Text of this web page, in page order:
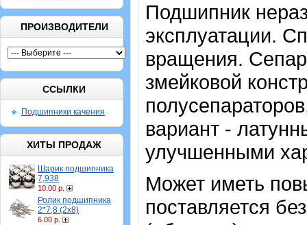
ПРОИЗВОДИТЕЛИ
ССЫЛКИ
Подшипники качения
ХИТЫ ПРОДАЖ
Шарик подшипника
7,938
10.00 р.
Ролик подшипника
2*7,8 (2х8)
6.00 р.
Подшипник
эксплуатации.
вращения.
змейковой
вариант -
улучшенными
Может иметь
поставляется